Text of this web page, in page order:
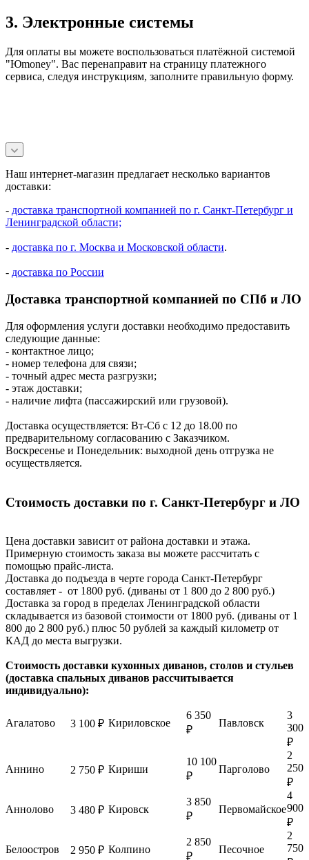
3. Электронные системы
Для оплаты вы можете воспользоваться платёжной системой
"Юmoney". Вас перенаправит на страницу платежного
сервиса, следуя инструкциям, заполните правильную форму.
Наш интернет-магазин предлагает несколько вариантов
доставки:
- доставка транспортной компанией по г. Санкт-Петербург и
Ленинградской области;
- доставка по г. Москва и Московской области.
- доставка по России
Доставка транспортной компанией по СПб и ЛО
Для оформления услуги доставки необходимо предоставить
следующие данные:
- контактное лицо;
- номер телефона для связи;
- точный адрес места разгрузки;
- этаж доставки;
- наличие лифта (пассажирский или грузовой).
Доставка осуществляется: Вт-Сб с 12 до 18.00 по
предварительному согласованию с Заказчиком.
Воскресенье и Понедельник: выходной день отгрузка не
осуществляется.
Стоимость доставки по г. Санкт-Петербург и ЛО
Цена доставки зависит от района доставки и этажа.
Примерную стоимость заказа вы можете рассчитать с
помощью прайс-листа.
Доставка до подъезда в черте города Санкт-Петербург
составляет - от 1800 руб. (диваны от 1 800 до 2 800 руб.)
Доставка за город в пределах Ленинградской области
складывается из базовой стоимости от 1800 руб. (диваны от 1
800 до 2 800 руб.) плюс 50 рублей за каждый километр от
КАД до места выгрузки.
Стоимость доставки кухонных диванов, столов и стульев
(доставка спальных диванов рассчитывается
индивидуально):
Агалатово 3 100 ₽ Кириловское
6 350
₽
Павловск
3
300
₽
Аннино 2 750 ₽ Кириши
10 100
₽
Парголово
2
250
₽
Аннолово 3 480 ₽ Кировск
3 850
₽
Первомайское
4
900
₽
Белоостров 2 950 ₽ Колпино
2 850
₽
Песочное
2
750